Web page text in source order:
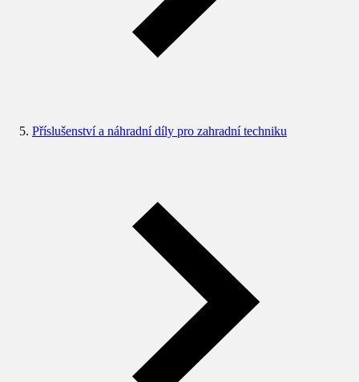
Příslušenství a náhradní díly pro zahradní techniku